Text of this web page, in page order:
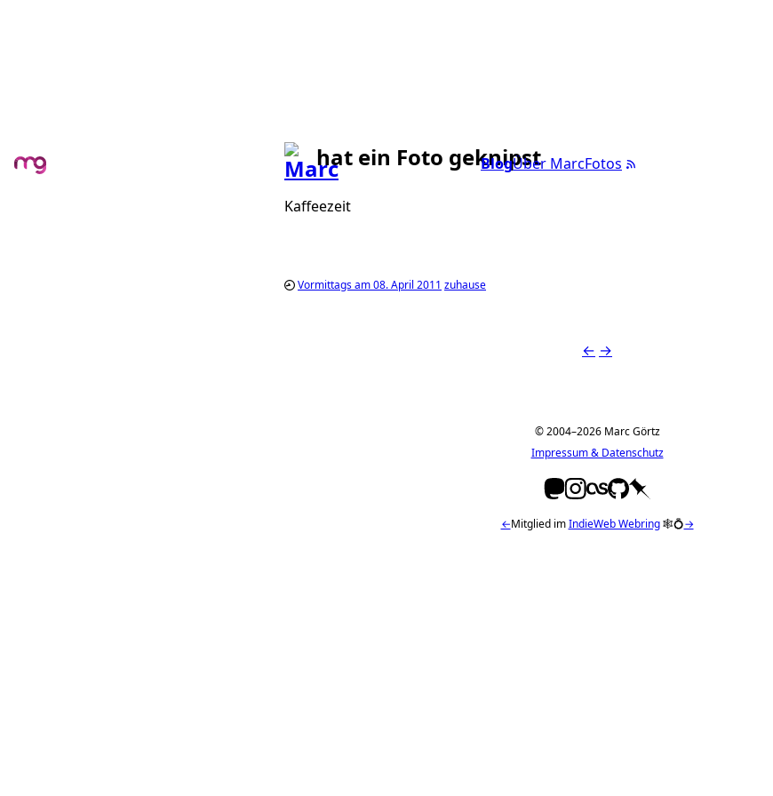
BlogÜber MarcFotos
hat ein Foto geknipst
Kaffeezeit
Vormittags am 08. April 2011 zuhause
← →
© 2004–2026 Marc Görtz
Impressum & Datenschutz
←Mitglied imIndieWeb Webring🕸💍→